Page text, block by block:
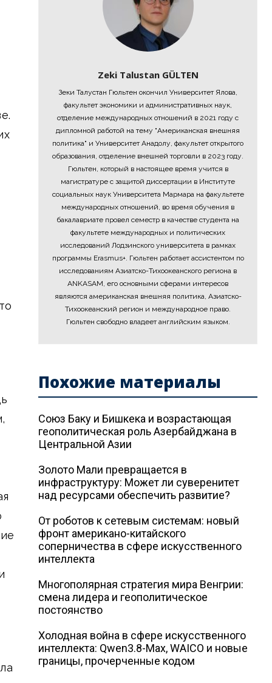
Zeki Talustan GÜLTEN
Зеки Талустан Гюльтен окончил Университет Ялова,
факультет экономики и административных наук,
отделение международных отношений в 2021 году с
дипломной работой на тему "Американская внешняя
политика" и Университет Анадолу, факультет открытого
образования, отделение внешней торговли в 2023 году.
Гюльтен, который в настоящее время учится в
магистратуре с защитой диссертации в Институте
социальных наук Университета Мармара на факультете
международных отношений, во время обучения в
бакалавриате провел семестр в качестве студента на
факультете международных и политических
исследований Лодзинского университета в рамках
программы Erasmus+. Гюльтен работает ассистентом по
исследованиям Азиатско-Тихоокеанского региона в
ANKASAM, его основными сферами интересов
являются американская внешняя политика, Азиатско-
Тихоокеанский регион и международное право.
Гюльтен свободно владеет английским языком.
Похожие материалы
Союз Баку и Бишкека и возрастающая
геополитическая роль Азербайджана в
Центральной Азии
Золото Мали превращается в
инфраструктуру: Может ли суверенитет
над ресурсами обеспечить развитие?
От роботов к сетевым системам: новый
фронт американо-китайского
соперничества в сфере искусственного
интеллекта
Многополярная стратегия мира Венгрии:
смена лидера и геополитическое
постоянство
Холодная война в сфере искусственного
интеллекта: Qwen3.8-Max, WAICO и новые
границы, прочерченные кодом